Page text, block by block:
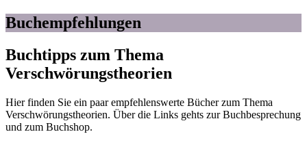
Buchempfehlungen
Buchtipps zum Thema
Verschwörungstheorien
Hier finden Sie ein paar empfehlenswerte Bücher zum Thema
Verschwörungstheorien. Über die Links gehts zur Buchbesprechung
und zum Buchshop.